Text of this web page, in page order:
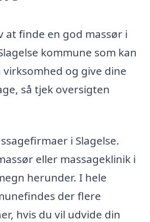
at finde en god massør i
kommune som kan
og give dine
så tjek oversigten
i Slagelse.
eller massageklinik i
herunder. I hele
der flere
hvis du vil udvide din